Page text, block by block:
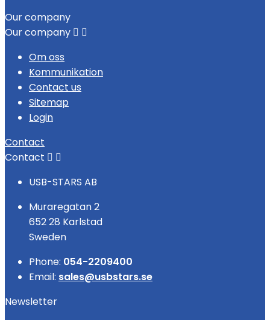
Our company
Our company  
Om oss
Kommunikation
Contact us
Sitemap
Login
Contact
Contact  
USB-STARS AB
Muraregatan 2
652 28 Karlstad
Sweden
Phone: 054-2209400
Email: sales@usbstars.se
Newsletter